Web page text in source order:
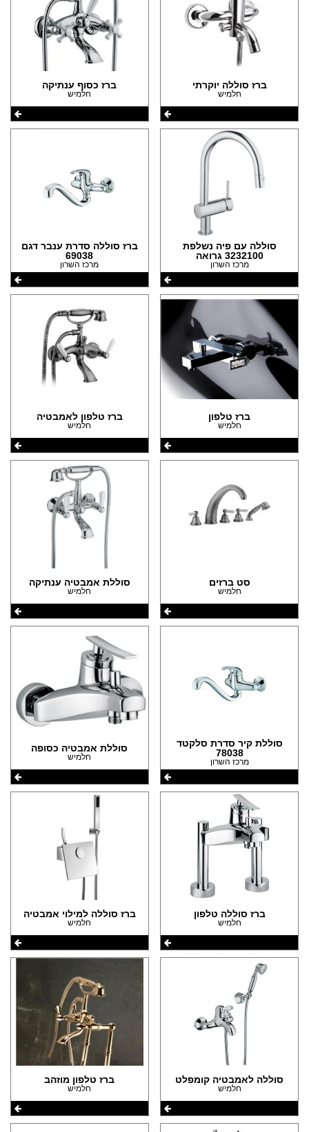
ברז סוללה יוקרתי
חלמיש
ברז כסוף ענתיקה
חלמיש
סוללה עם פיה נשלפת
3232100 גרואה
מרכז השרון
ברז סוללה סדרת ענבר דגם
69038
מרכז השרון
ברז טלפון
חלמיש
ברז טלפון לאמבטיה
חלמיש
סט ברזים
חלמיש
סוללת אמבטיה ענתיקה
חלמיש
סוללת קיר סדרת סלקטד
78038
מרכז השרון
סוללת אמבטיה כסופה
חלמיש
ברז סוללה טלפון
חלמיש
ברז סוללה למילוי אמבטיה
חלמיש
סוללה לאמבטיה קומפלט
חלמיש
ברז טלפון מוזהב
חלמיש